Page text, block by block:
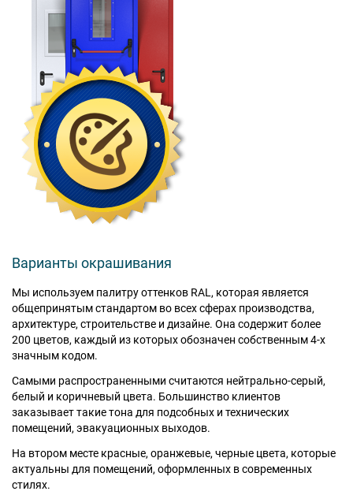
Работаем без выходных:
+7 (495) 646-04-78
8 (800) 444-24-85
ПОИСК:
ПРЕМИАЛЬНЫЕ ДВЕРИ, pdf (2,8 МБ)
Варианты окрашивания
Мы используем палитру оттенков RAL, которая является
общепринятым стандартом во всех сферах производства,
архитектуре, строительстве и дизайне. Она содержит более
200 цветов, каждый из которых обозначен собственным 4-х
значным кодом.
Самыми распространенными считаются нейтрально-серый,
белый и коричневый цвета. Большинство клиентов
заказывает такие тона для подсобных и технических
помещений, эвакуационных выходов.
На втором месте красные, оранжевые, черные цвета, которые
актуальны для помещений, оформленных в современных
стилях.